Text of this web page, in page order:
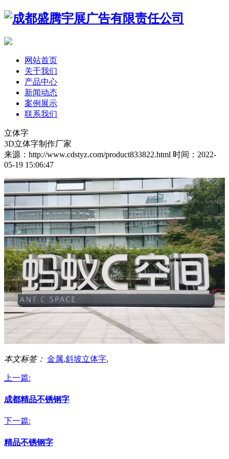
网站首页
关于我们
产品中心
新闻动态
案例展示
联系我们
立体字
3D立体字制作厂家
来源：http://www.cdstyz.com/product833822.html 时间：2022-
05-19 15:06:47
本文标签： 金属,斜坡立体字,
上一篇:
成都精品不锈钢字
下一篇:
精品不锈钢字